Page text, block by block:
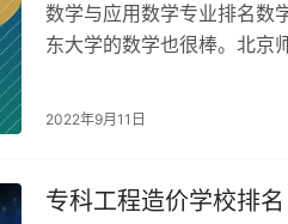
数学与应用数学专业排名数
东大学的数学也很棒。北京
2022年9月11日
专科工程造价学校排